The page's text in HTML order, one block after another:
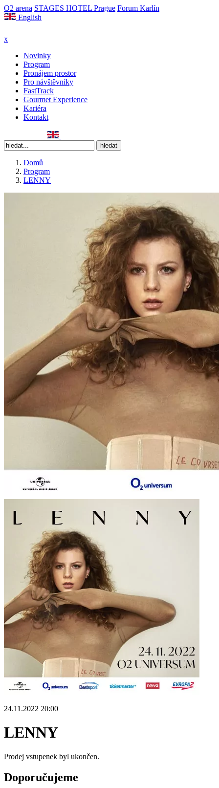
O2 arena STAGES HOTEL Prague Forum Karlín
English
x
Novinky
Program
Pronájem prostor
Pro návštěvníky
FastTrack
Gourmet Experience
Kariéra
Kontakt
Domů
Program
LENNY
24.11.2022 20:00
LENNY
Prodej vstupenek byl ukončen.
Doporučujeme